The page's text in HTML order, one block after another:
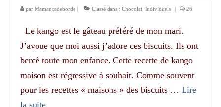
par Mamancadeborde | Classé dans : Chocolat Individuels | 26
Le kango est le gâteau préféré de mon mari.
J’avoue que moi aussi j’adore ces biscuits. Ils ont
bercé toute mon enfance. Cette recette de kango
maison est régressive à souhait. Comme souvent
pour les recettes « maisons » des biscuits … Lire
la suite­­